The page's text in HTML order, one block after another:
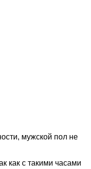
мужской пол не
как с такими часами